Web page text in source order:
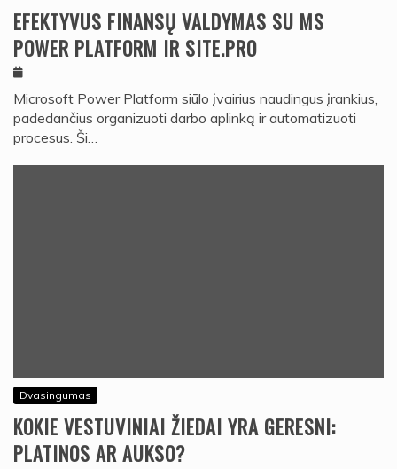
EFEKTYVUS FINANSŲ VALDYMAS SU MS
POWER PLATFORM IR SITE.PRO
Microsoft Power Platform siūlo įvairius naudingus įrankius,
padedančius organizuoti darbo aplinką ir automatizuoti
procesus. Ši…
Dvasingumas
KOKIE VESTUVINIAI ŽIEDAI YRA GERESNI:
PLATINOS AR AUKSO?